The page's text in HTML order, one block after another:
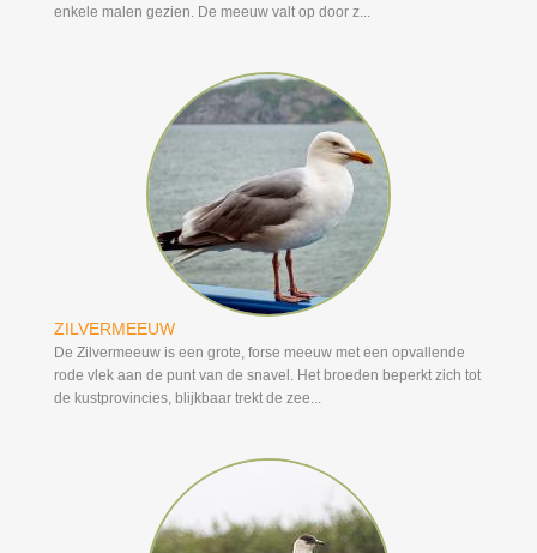
enkele malen gezien. De meeuw valt op door z...
ZILVERMEEUW
De Zilvermeeuw is een grote, forse meeuw met een opvallende
rode vlek aan de punt van de snavel. Het broeden beperkt zich tot
de kustprovincies, blijkbaar trekt de zee...